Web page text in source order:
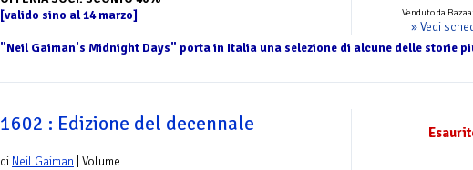
Venduto da
» Vedi
[valido sino al 14 marzo]
"Neil Gaiman's Midnight Days" porta in Italia una selezione di alcune delle storie
1602 : Edizione del decennale
di Neil Gaiman | Volume